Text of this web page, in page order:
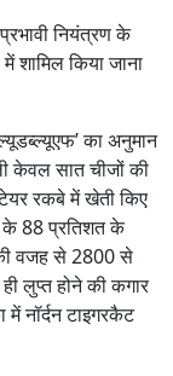
नियंत्रण के
शामिल किया जाना
का अनुमान
केवल सात चीजों की
रकबे में खेती किए
88 प्रतिशत के
वजह से 2800 से
लुप्त होने की कगार
नॉर्दन टाइगरकैट